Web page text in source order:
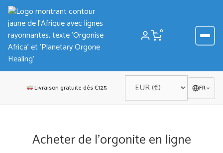
Aller
contenu
0
Livraison gratuite dès €125 FR
Acheter de l'orgonite en ligne